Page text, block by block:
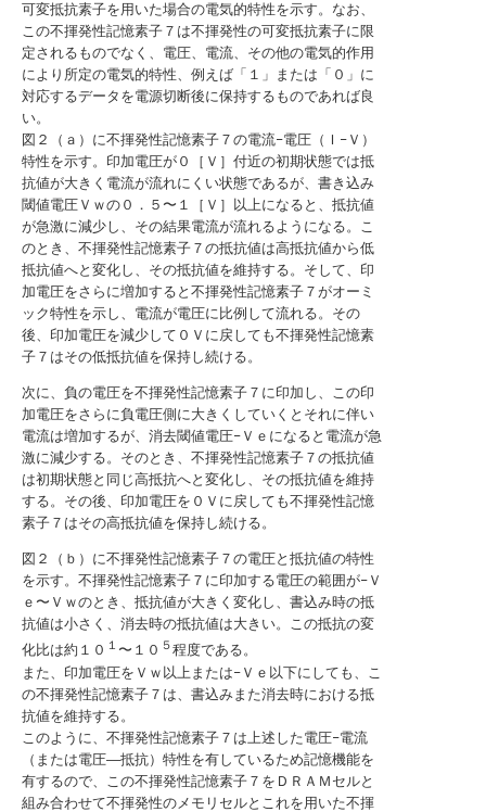
可変抵抗素子を用いた場合の電気的特性を示す。なお、
この不揮発性記憶素子７は不揮発性の可変抵抗素子に限
定されるものでなく、電圧、電流、その他の電気的作用
により所定の電気的特性、例えば「１」または「０」に
対応するデータを電源切断後に保持するものであれば良
い。
図２（ａ）に不揮発性記憶素子７の電流−電圧（Ｉ−Ｖ）
特性を示す。印加電圧が０［Ｖ］付近の初期状態では抵
抗値が大きく電流が流れにくい状態であるが、書き込み
閾値電圧Ｖｗの０．５〜１［Ｖ］以上になると、抵抗値
が急激に減少し、その結果電流が流れるようになる。こ
のとき、不揮発性記憶素子７の抵抗値は高抵抗値から低
抵抗値へと変化し、その抵抗値を維持する。そして、印
加電圧をさらに増加すると不揮発性記憶素子７がオーミ
ック特性を示し、電流が電圧に比例して流れる。その
後、印加電圧を減少して０Ｖに戻しても不揮発性記憶素
子７はその低抵抗値を保持し続ける。
次に、負の電圧を不揮発性記憶素子７に印加し、この印
加電圧をさらに負電圧側に大きくしていくとそれに伴い
電流は増加するが、消去閾値電圧−Ｖｅになると電流が急
激に減少する。そのとき、不揮発性記憶素子７の抵抗値
は初期状態と同じ高抵抗へと変化し、その抵抗値を維持
する。その後、印加電圧を０Ｖに戻しても不揮発性記憶
素子７はその高抵抗値を保持し続ける。
図２（ｂ）に不揮発性記憶素子７の電圧と抵抗値の特性
を示す。不揮発性記憶素子７に印加する電圧の範囲が−Ｖ
ｅ〜Ｖｗのとき、抵抗値が大きく変化し、書込み時の抵
抗値は小さく、消去時の抵抗値は大きい。この抵抗の変
化比は約１０ １ 〜１０ ５程度である。
また、印加電圧をＶｗ以上または−Ｖｅ以下にしても、こ
の不揮発性記憶素子７は、書込みまた消去時における抵
抗値を維持する。
このように、不揮発性記憶素子７は上述した電圧−電流
（または電圧―抵抗）特性を有しているため記憶機能を
有するので、この不揮発性記憶素子７をＤＲＡＭセルと
組み合わせて不揮発性のメモリセルとこれを用いた不揮